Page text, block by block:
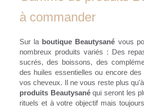
à commander
Sur la boutique Beautysané vous
nombreux produits variés : Des
sucrés, des boissons, des
des huiles essentielles ou encore
vos cheveux. Il ne vous reste plus qu'à
produits Beautysanéqui seront les
rituels et à votre objectif mais